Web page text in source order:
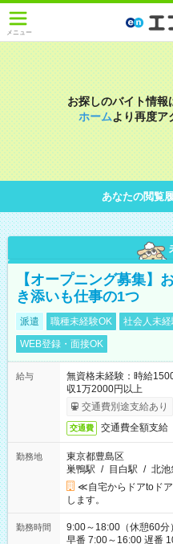
メニュー
お探しのバイト情報
ホームより再度ア
あなたの閲覧
【オープニング募集】
き添いも仕事の1つ
派遣 職種未経験OK 社会人未
WEB登録・面接OK
給与
無資格未経験：時給
収1万2000円以上
交通費別途支給あり
交通費 交通費全額支給
勤務地
東京都豊島区
巣鴨駅 / 目白駅 / 北池
≪自宅からドアtoド
します。
勤務時間
9:00～18:00（休憩60分） ■ご希望があれば下記シフトも
早番 7:00～16:00 遅番